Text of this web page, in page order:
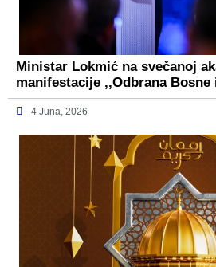
Ministar Lokmić na svečanoj
manifestacije ,,Odbrana
4 Juna, 2026